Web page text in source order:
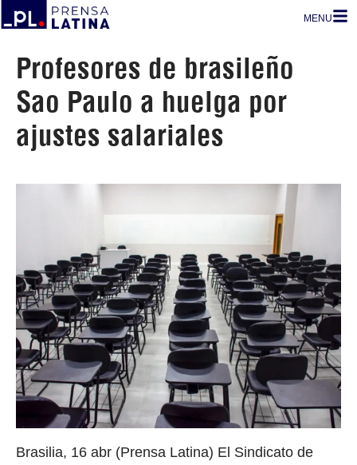
MENU
Profesores de brasileño
Sao Paulo a huelga por
ajustes salariales
Brasilia, 16 abr (Prensa Latina) El Sindicato de